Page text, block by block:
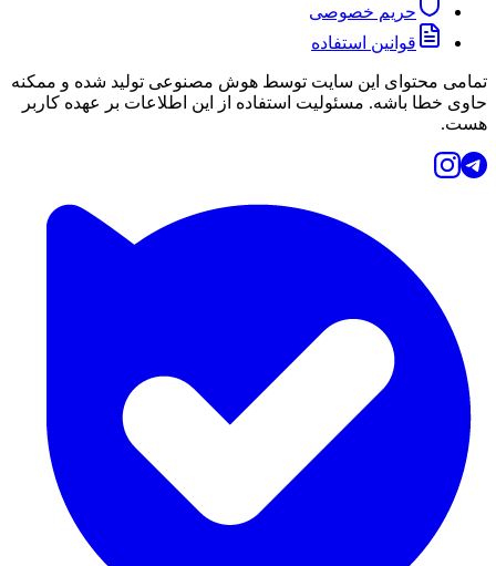
حریم خصوصی
قوانین استفاده
تمامی محتوای این سایت توسط هوش مصنوعی تولید شده و ممکنه
حاوی خطا باشه. مسئولیت استفاده از این اطلاعات بر عهده کاربر
هست.